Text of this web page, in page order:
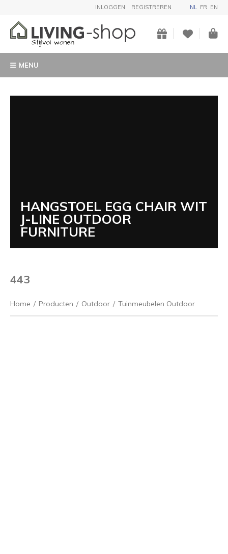
INLOGGEN REGISTREREN NL FR EN
MENU
HANGSTOEL EGG CHAIR WIT
J-LINE OUTDOOR
FURNITURE
443
Home / Producten / Outdoor / Tuinmeubelen Outdoor